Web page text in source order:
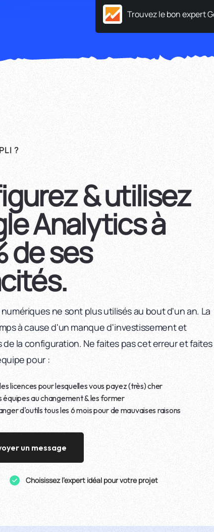
Trouvez le bon expert
?
& utilisez
Analytics à
de ses
ne sont plus utilisés au bout d'un an. La
à cause d'un manque d'investissement et
de la configuration. Ne faites pas cet erreur et faites
pour :
licences pour lesquelles vous payez (très) cher
équipes au changement & les former
d'outils tous les 6 mois pour de mauvaises raisons
un message
Choisissez l'expert idéal pour votre projet